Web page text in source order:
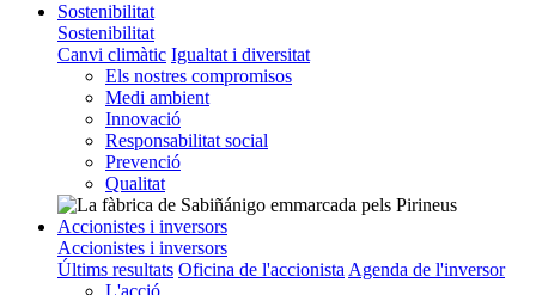
Sostenibilitat
Sostenibilitat
Canvi climàtic Igualtat i diversitat
Els nostres compromisos
Medi ambient
Innovació
Responsabilitat social
Prevenció
Qualitat
Accionistes i inversors
Accionistes i inversors
Últims resultats Oficina de l'accionista Agenda de l'inversor